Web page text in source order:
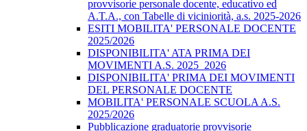
provvisorie personale docente, educativo ed
A.T.A., con Tabelle di viciniorità, a.s. 2025-2026
ESITI MOBILITA' PERSONALE DOCENTE
2025/2026
DISPONIBILITA' ATA PRIMA DEI
MOVIMENTI A.S. 2025_2026
DISPONIBILITA' PRIMA DEI MOVIMENTI
DEL PERSONALE DOCENTE
MOBILITA' PERSONALE SCUOLA A.S.
2025/2026
Pubblicazione graduatorie provvisorie